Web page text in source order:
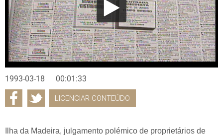
1993-03-18 00:01:33
LICENCIAR CONTEÚDO
Ilha da Madeira, julgamento polémico de proprietários de